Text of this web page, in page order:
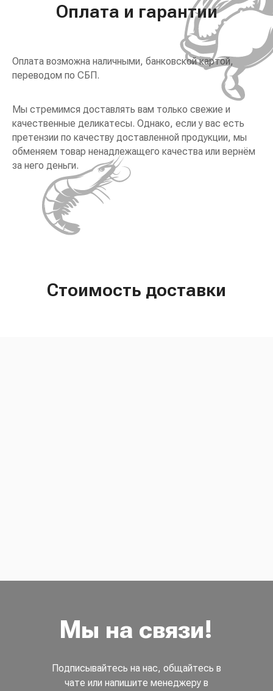
Оплата и гарантии
Оплата возможна наличными, банковской картой,
переводом по СБП.
Мы стремимся доставлять вам только свежие и
качественные деликатесы. Однако, если у вас есть
претензии по качеству доставленной продукции, мы
обменяем товар ненадлежащего качества или вернём
за него деньги.
Стоимость доставки
Мы на связи!
Подписывайтесь на нас, общайтесь в
чате или напишите менеджеру в